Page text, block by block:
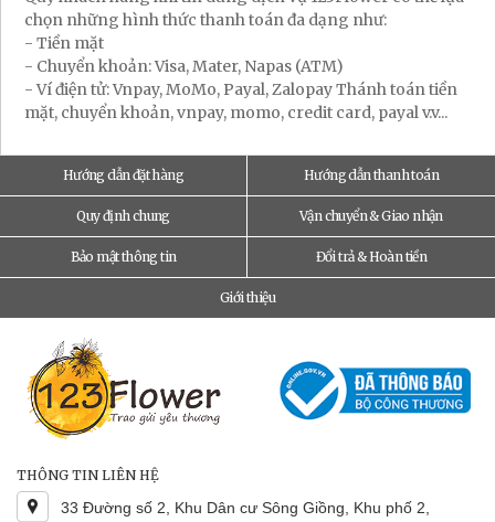
chọn những hình thức thanh toán đa dạng như:
- Tiền mặt
- Chuyển khoản: Visa, Mater, Napas (ATM)
- Ví điện tử: Vnpay, MoMo, Payal, Zalopay Thánh toán tiền
mặt, chuyển khoản, vnpay, momo, credit card, payal v.v...
Hướng dẫn đặt hàng Hướng dẫn thanh toán
Quy định chung Vận chuyển & Giao nhận
Bảo mật thông tin Đổi trả & Hoàn tiền
Giới thiệu
THÔNG TIN LIÊN HỆ
33 Đường số 2, Khu Dân cư Sông Giồng, Khu phố 2,